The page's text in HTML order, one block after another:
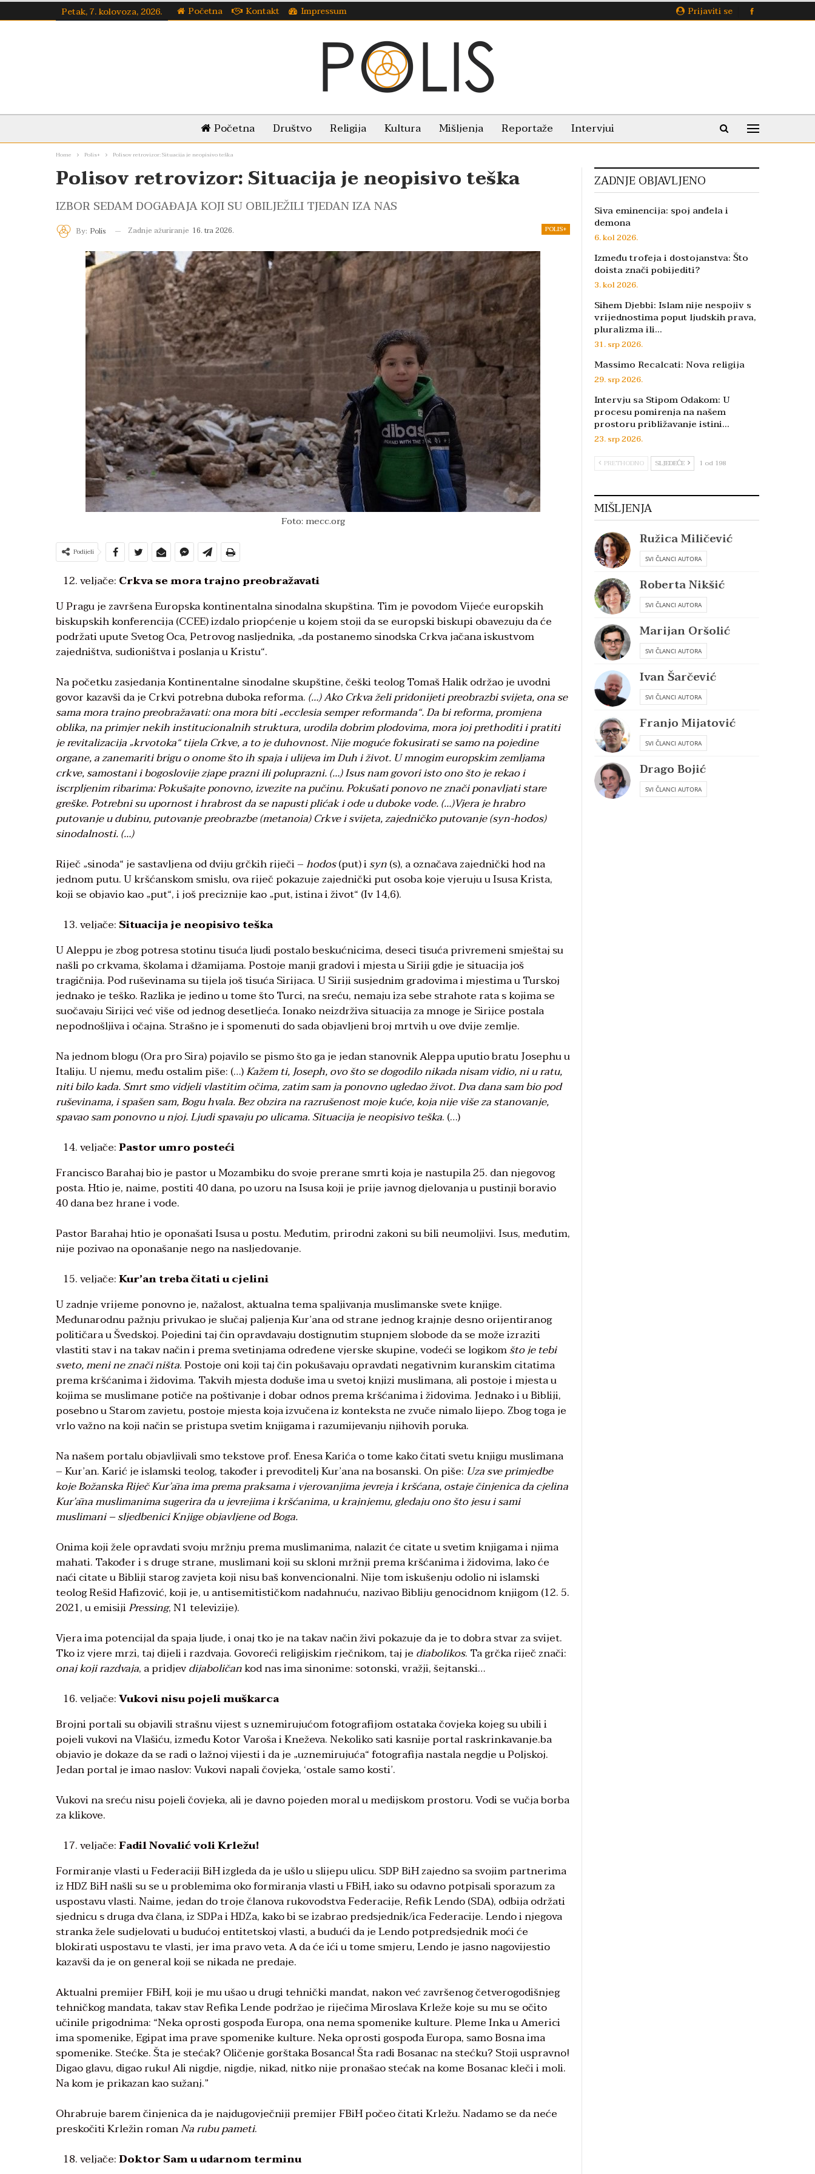
Prijaviti se
Petak, 7. kolovoza, 2026. Početna Kontakt Impressum
Početna Društvo Religija Kultura Mišljenja Reportaže Intervjui
Home Polis+ Polisov retrovizor: Situacija je neopisivo teška
Polisov retrovizor: Situacija je neopisivo teška
IZBOR SEDAM DOGAĐAJA KOJI SU OBILJEŽILI TJEDAN IZA NAS
POLIS+
By: Polis Zadnje ažuriranje 16. tra 2026.
Foto: mecc.org
Podijeli
veljače: Crkva se mora trajno preobražavati
U Pragu je završena Europska kontinentalna sinodalna skupština. Tim je povodom Vijeće europskih
biskupskih konferencija (CCEE) izdalo priopćenje u kojem stoji da se europski biskupi obavezuju da će
podržati upute Svetog Oca, Petrovog nasljednika, „da postanemo sinodska Crkva jačana iskustvom
zajedništva, sudioništva i poslanja u Kristu“.
Na početku zasjedanja Kontinentalne sinodalne skupštine, češki teolog Tomaš Halik održao je uvodni
govor kazavši da je Crkvi potrebna duboka reforma. (…) Ako Crkva želi pridonijeti preobrazbi svijeta, ona se
sama mora trajno preobražavati: ona mora biti „ecclesia semper reformanda“. Da bi reforma, promjena
oblika, na primjer nekih institucionalnih struktura, urodila dobrim plodovima, mora joj prethoditi i pratiti
je revitalizacija „krvotoka“ tijela Crkve, a to je duhovnost. Nije moguće fokusirati se samo na pojedine
organe, a zanemariti brigu o onome što ih spaja i ulijeva im Duh i život. U mnogim europskim zemljama
crkve, samostani i bogoslovije zjape prazni ili poluprazni. (…) Isus nam govori isto ono što je rekao i
iscrpljenim ribarima: Pokušajte ponovno, izvezite na pučinu. Pokušati ponovo ne znači ponavljati stare
greške. Potrebni su upornost i hrabrost da se napusti plićak i ode u duboke vode. (…)Vjera je hrabro
putovanje u dubinu, putovanje preobrazbe (metanoia) Crkve i svijeta, zajedničko putovanje (syn-hodos)
sinodalnosti. (…)
Riječ „sinoda“ je sastavljena od dviju grčkih riječi –hodos(put) isyn(s), a označava zajednički hod na
jednom putu. U kršćanskom smislu, ova riječ pokazuje zajednički put osoba koje vjeruju u Isusa Krista,
koji se objavio kao „put“, i još preciznije kao „put, istina i život“ (Iv 14,6).
veljače: Situacija je neopisivo teška
U Aleppu je zbog potresa stotinu tisuća ljudi postalo beskućnicima, deseci tisuća privremeni smještaj su
našli po crkvama, školama i džamijama. Postoje manji gradovi i mjesta u Siriji gdje je situacija još
tragičnija. Pod ruševinama su tijela još tisuća Sirijaca. U Siriji susjednim gradovima i mjestima u Turskoj
jednako je teško. Razlika je jedino u tome što Turci, na sreću, nemaju iza sebe strahote rata s kojima se
suočavaju Sirijci već više od jednog desetljeća. Ionako neizdrživa situacija za mnoge je Sirijce postala
nepodnošljiva i očajna. Strašno je i spomenuti do sada objavljeni broj mrtvih u ove dvije zemlje.
Na jednom blogu (Ora pro Sira) pojavilo se pismo što ga je jedan stanovnik Aleppa uputio bratu Josephu u
Italiju. U njemu, među ostalim piše: (…)Kažem ti, Joseph, ovo što se dogodilo nikada nisam vidio, ni u ratu,
niti bilo kada. Smrt smo vidjeli vlastitim očima, zatim sam ja ponovno ugledao život. Dva dana sam bio pod
ruševinama, i spašen sam, Bogu hvala. Bez obzira na razrušenost moje kuće, koja nije više za stanovanje,
spavao sam ponovno u njoj. Ljudi spavaju po ulicama. Situacija je neopisivo teška. (…)
veljače:Pastor umro posteći
Francisco Barahaj bio je pastor u Mozambiku do svoje prerane smrti koja je nastupila 25. dan njegovog
posta. Htio je, naime, postiti 40 dana, po uzoru na Isusa koji je prije javnog djelovanja u pustinji boravio
40 dana bez hrane i vode.
Pastor Barahaj htio je oponašati Isusa u postu. Međutim, prirodni zakoni su bili neumoljivi. Isus, međutim,
nije pozivao na oponašanje nego na nasljedovanje.
veljače:Kur’an treba čitati u cjelini
U zadnje vrijeme ponovno je, nažalost, aktualna tema spaljivanja muslimanske svete knjige.
Međunarodnu pažnju privukao je slučaj paljenja Kur’ana od strane jednog krajnje desno orijentiranog
političara u Švedskoj. Pojedini taj čin opravdavaju dostignutim stupnjem slobode da se može izraziti
vlastiti stav i na takav način i prema svetinjama određene vjerske skupine, vodeći se logikomšto je tebi
sveto, meni ne znači ništa. Postoje oni koji taj čin pokušavaju opravdati negativnim kuranskim citatima
prema kršćanima i židovima. Takvih mjesta doduše ima u svetoj knjizi muslimana, ali postoje i mjesta u
kojima se muslimane potiče na poštivanje i dobar odnos prema kršćanima i židovima. Jednako i u Bibliji,
posebno u Starom zavjetu, postoje mjesta koja izvučena iz konteksta ne zvuče nimalo lijepo. Zbog toga je
vrlo važno na koji način se pristupa svetim knjigama i razumijevanju njihovih poruka.
Na našem portalu objavljivali smo tekstove prof. Enesa Karića o tome kako čitati svetu knjigu muslimana
– Kur’an. Karić je islamski teolog, također i prevoditelj Kur’ana na bosanski. On piše: Uza sve primjedbe
koje Božanska Riječ Kurʼāna ima prema praksama i vjerovanjima jevreja i kršćana, ostaje činjenica da cjelina
Kurʼāna muslimanima sugerira da u jevrejima i kršćanima, u krajnjemu, gledaju ono što jesu i sami
muslimani – sljedbenici Knjige objavljene od Boga.
Onima koji žele opravdati svoju mržnju prema muslimanima, nalazit će citate u svetim knjigama i njima
mahati. Također i s druge strane, muslimani koji su skloni mržnji prema kršćanima i židovima, lako će
naći citate u Bibliji starog zavjeta koji nisu baš konvencionalni. Nije tom iskušenju odolio ni islamski
teolog Rešid Hafizović, koji je, u antisemitističkom nadahnuću, nazivao Bibliju genocidnom knjigom (12. 5.
2021, u emisijiPressing, N1 televizije).
Vjera ima potencijal da spaja ljude, i onaj tko je na takav način živi pokazuje da je to dobra stvar za svijet.
Tko iz vjere mrzi, taj dijeli i razdvaja. Govoreći religijskim rječnikom, taj je diabolikos. Ta grčka riječ znači:
onaj koji razdvaja, a pridjevdijaboličankod nas ima sinonime: sotonski, vražji, šejtanski…
veljače:Vukovi nisu pojeli muškarca
Brojni portali su objavili strašnu vijest s uznemirujućom fotografijom ostataka čovjeka kojeg su ubili i
pojeli vukovi na Vlašiću, između Kotor Varoša i Kneževa. Nekoliko sati kasnije portal raskrinkavanje.ba
objavio je dokaze da se radi o lažnoj vijesti i da je „uznemirujuća“ fotografija nastala negdje u Poljskoj.
Jedan portal je imao naslov: Vukovi napali čovjeka, ‘ostale samo kosti’.
Vukovi na sreću nisu pojeli čovjeka, ali je davno pojeden moral u medijskom prostoru. Vodi se vučja borba
za klikove.
veljače:Fadil Novalić voli Krležu!
Formiranje vlasti u Federaciji BiH izgleda da je ušlo u slijepu ulicu. SDP BiH zajedno sa svojim partnerima
iz HDZ BiH našli su se u problemima oko formiranja vlasti u FBiH, iako su odavno potpisali sporazum za
uspostavu vlasti. Naime, jedan do troje članova rukovodstva Federacije, Refik Lendo (SDA), odbija održati
sjednicu s druga dva člana, iz SDPa i HDZa, kako bi se izabrao predsjednik/ica Federacije. Lendo i njegova
stranka žele sudjelovati u budućoj entitetskoj vlasti, a budući da je Lendo potpredsjednik moći će
blokirati uspostavu te vlasti, jer ima pravo veta. A da će ići u tome smjeru, Lendo je jasno nagovijestio
kazavši da je on general koji se nikada ne predaje.
Aktualni premijer FBiH, koji je mu ušao u drugi tehnički mandat, nakon već završenog četverogodišnjeg
tehničkog mandata, takav stav Refika Lende podržao je riječima Miroslava Krleže koje su mu se očito
učinile prigodnima: “Neka oprosti gospođa Europa, ona nema spomenike kulture. Pleme Inka u Americi
ima spomenike, Egipat ima prave spomenike kulture. Neka oprosti gospođa Europa, samo Bosna ima
spomenike. Stećke. Šta je stećak? Oličenje gorštaka Bosanca! Šta radi Bosanac na stećku? Stoji uspravno!
Digao glavu, digao ruku! Ali nigdje, nigdje, nikad, nitko nije pronašao stećak na kome Bosanac kleči i moli.
Na kom je prikazan kao sužanj.”
Ohrabruje barem činjenica da je najdugovječniji premijer FBiH počeo čitati Krležu. Nadamo se da neće
preskočiti Krležin romanNa rubu pameti.
veljače:Doktor Sam u udarnom terminu
ZADNJE OBJAVLJENO
Siva eminencija: spoj anđela i
demona
6. kol 2026.
Između trofeja i dostojanstva: Što
doista znači pobijediti?
3. kol 2026.
Sihem Djebbi: Islam nije nespojiv s
vrijednostima poput ljudskih prava,
pluralizma ili…
31. srp 2026.
Massimo Recalcati: Nova religija
29. srp 2026.
Intervju sa Stipom Odakom: U
procesu pomirenja na našem
prostoru približavanje istini…
23. srp 2026.
PRETHODNO SLJEDEĆE 1 od 198
MIŠLJENJA
Ružica Miličević
SVI ČLANCI AUTORA
Roberta Nikšić
SVI ČLANCI AUTORA
Marijan Oršolić
SVI ČLANCI AUTORA
Ivan Šarčević
SVI ČLANCI AUTORA
Franjo Mijatović
SVI ČLANCI AUTORA
Drago Bojić
SVI ČLANCI AUTORA